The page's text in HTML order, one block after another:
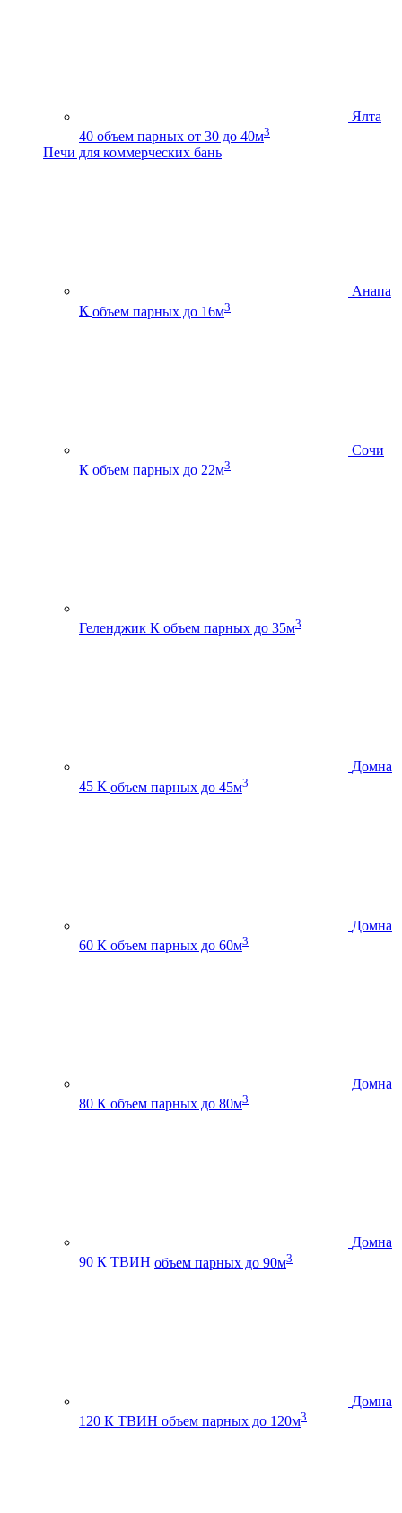
Ялта
40 объем парных от 30 до 40м3
Печи для коммерческих бань
Анапа
К объем парных до 16м3
Сочи
К объем парных до 22м3
Геленджик К объем парных до 35м3
Домна
45 К объем парных до 45м3
Домна
60 К объем парных до 60м3
Домна
80 К объем парных до 80м3
Домна
90 К ТВИН объем парных до 90м3
Домна
120 К ТВИН объем парных до 120м3